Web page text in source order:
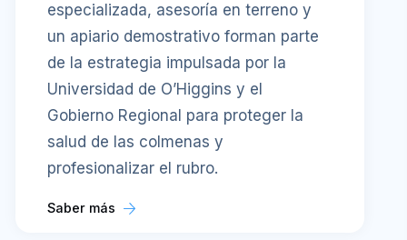
especializada, asesoría en terreno y
un apiario demostrativo forman parte
de la estrategia impulsada por la
Universidad de O’Higgins y el
Gobierno Regional para proteger la
salud de las colmenas y
profesionalizar el rubro.
Saber más